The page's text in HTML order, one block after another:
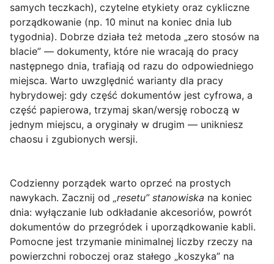
samych teczkach), czytelne etykiety oraz cykliczne
porządkowanie (np. 10 minut na koniec dnia lub
tygodnia). Dobrze działa też metoda „zero stosów na
blacie” — dokumenty, które nie wracają do pracy
następnego dnia, trafiają od razu do odpowiedniego
miejsca. Warto uwzględnić warianty dla pracy
hybrydowej: gdy część dokumentów jest cyfrowa, a
część papierowa, trzymaj skan/wersję roboczą w
jednym miejscu, a oryginały w drugim — unikniesz
chaosu i zgubionych wersji.
Codzienny porządek warto oprzeć na prostych
nawykach. Zacznij od „resetu” stanowiska na koniec
dnia: wyłączanie lub odkładanie akcesoriów, powrót
dokumentów do przegródek i uporządkowanie kabli.
Pomocne jest trzymanie minimalnej liczby rzeczy na
powierzchni roboczej oraz stałego „koszyka” na